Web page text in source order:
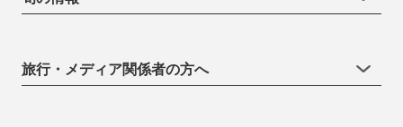
旅行・メディア関係者の方へ